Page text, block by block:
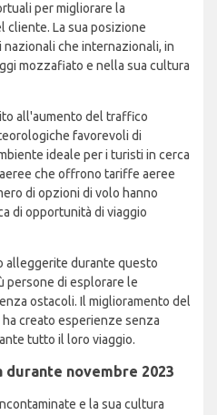
per migliorare la
La sua posizione
che internazionali, in
mozzafiato e nella sua cultura
all'aumento del traffico
favorevoli di
ideale per i turisti in cerca
che offrono tariffe aeree
di opzioni di volo hanno
di opportunità di viaggio
alleggerite durante questo
persone di esplorare le
ostacoli. Il miglioramento del
creato esperienze senza
tutto il loro viaggio.
durante novembre 2023
e la sua cultura